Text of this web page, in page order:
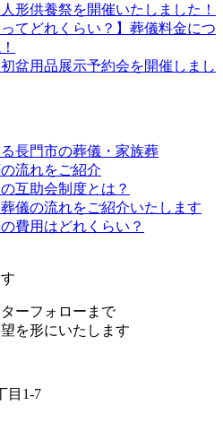
形供養祭を開催いたしました！
ってどれくらい？】葬儀料金につ
初盆用品展示予約会を開催しまし
長門市の葬儀・家族葬
流れをご紹介
互助会制度とは？
儀の流れをご紹介いたします
費用はどれくらい？
ーフォローまで
を形にいたします
目1-7